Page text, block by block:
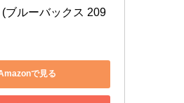
ブルーバックス 209
で見る